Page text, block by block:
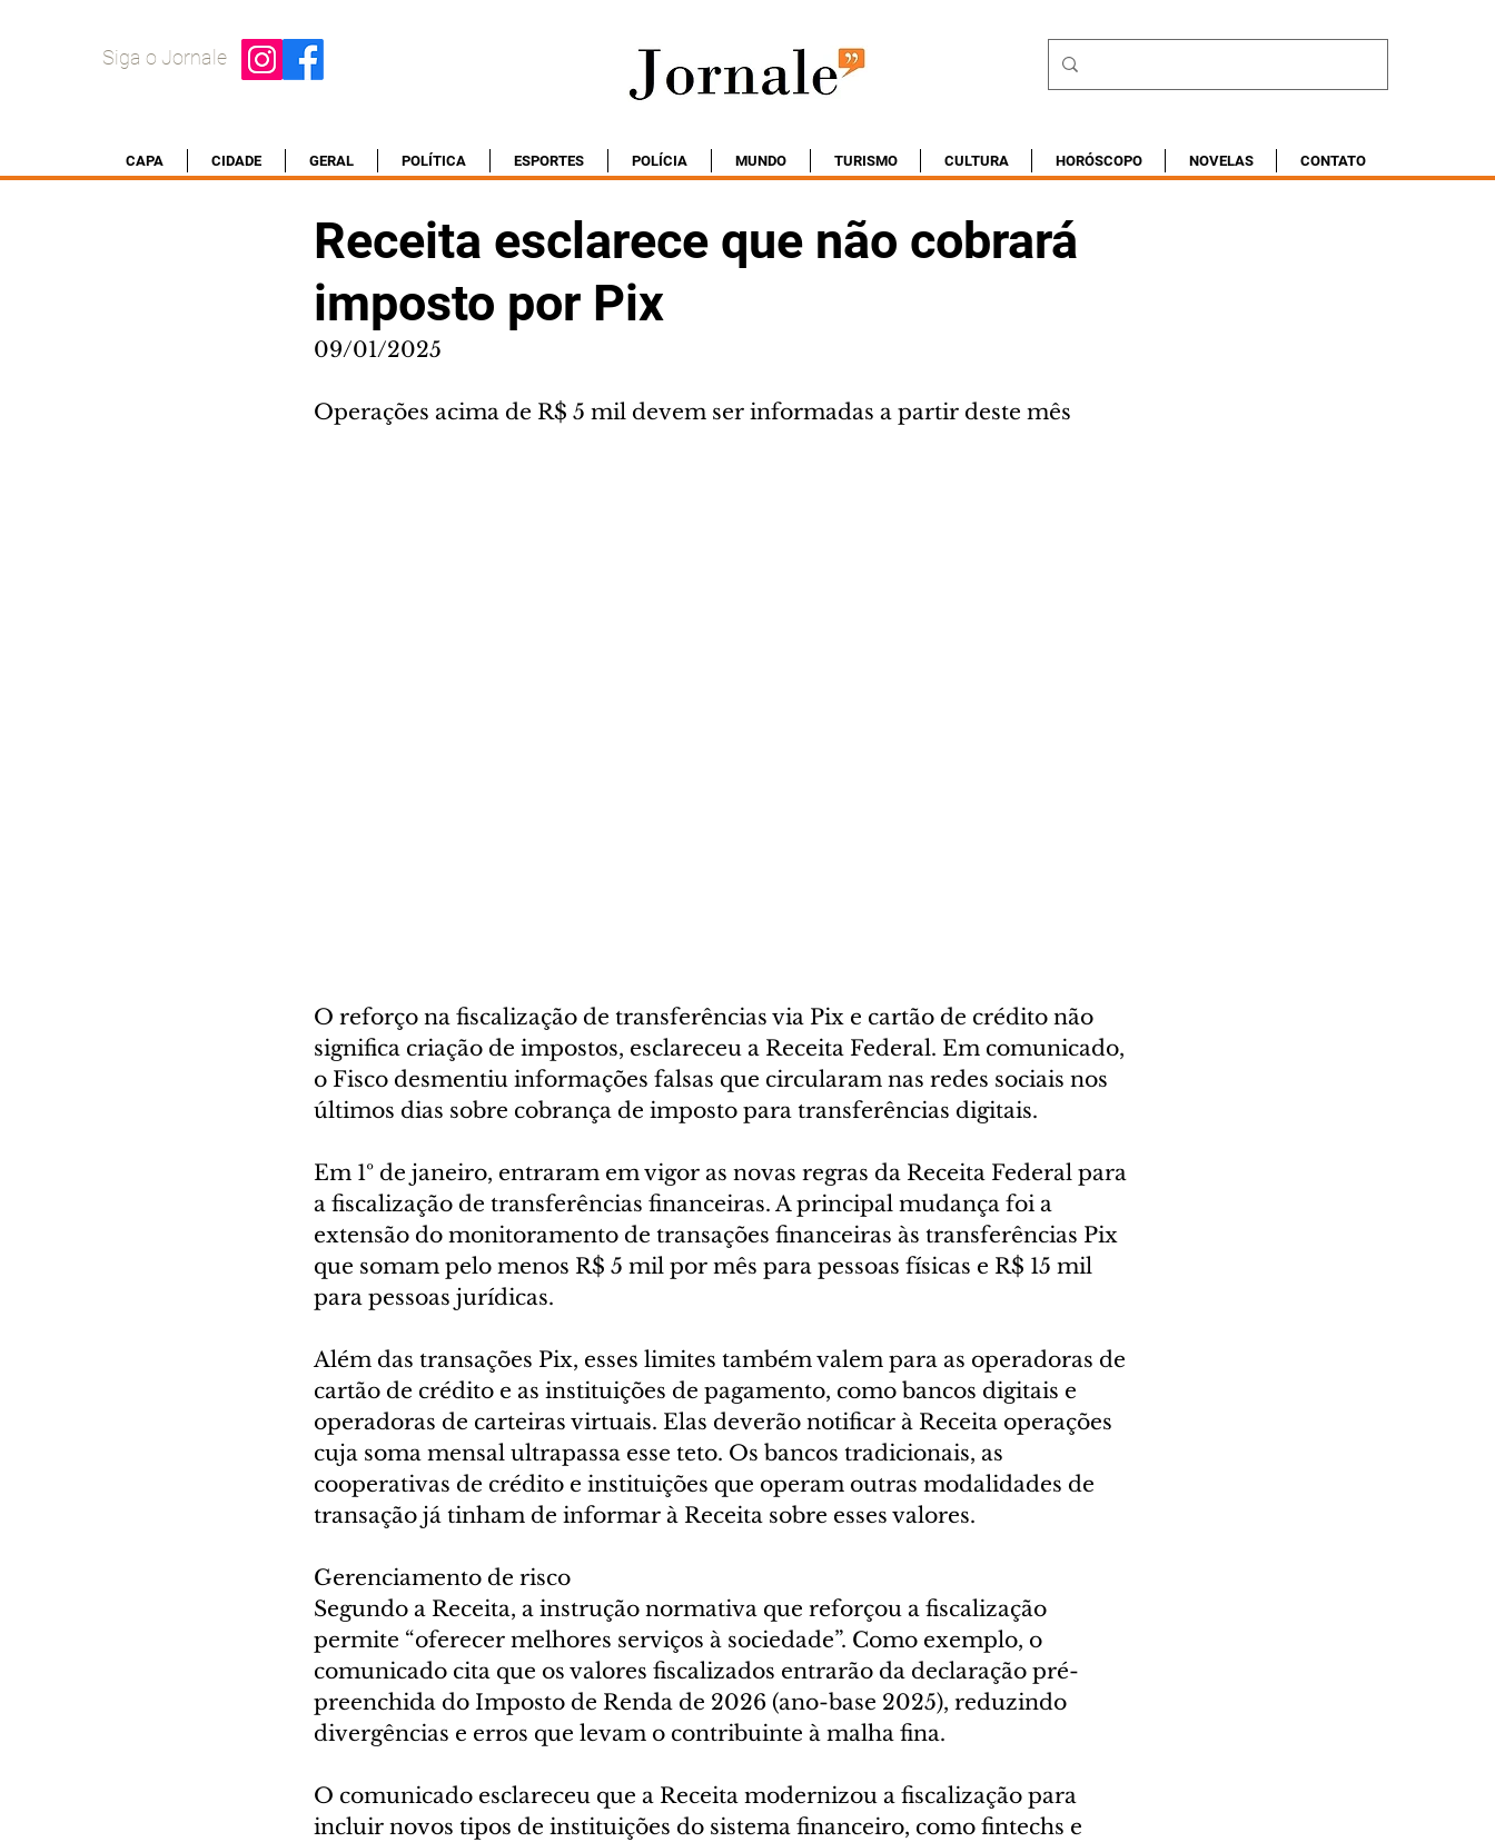
Siga o Jornale
CAPA CIDADE GERAL POLÍTICA ESPORTES POLÍCIA MUNDO TURISMO CULTURA HORÓSCOPO NOVELAS CONTATO
Receita esclarece que não cobrará
imposto por Pix
09/01/2025
Operações acima de R$ 5 mil devem ser informadas a partir deste mês
O reforço na fiscalização de transferências via Pix e cartão de crédito não
significa criação de impostos, esclareceu a Receita Federal. Em comunicado,
o Fisco desmentiu informações falsas que circularam nas redes sociais nos
últimos dias sobre cobrança de imposto para transferências digitais.
Em 1º de janeiro, entraram em vigor as novas regras da Receita Federal para
a fiscalização de transferências financeiras. A principal mudança foi a
extensão do monitoramento de transações financeiras às transferências Pix
que somam pelo menos R$ 5 mil por mês para pessoas físicas e R$ 15 mil
para pessoas jurídicas.
Além das transações Pix, esses limites também valem para as operadoras de
cartão de crédito e as instituições de pagamento, como bancos digitais e
operadoras de carteiras virtuais. Elas deverão notificar à Receita operações
cuja soma mensal ultrapassa esse teto. Os bancos tradicionais, as
cooperativas de crédito e instituições que operam outras modalidades de
transação já tinham de informar à Receita sobre esses valores.
Gerenciamento de risco
Segundo a Receita, a instrução normativa que reforçou a fiscalização
permite “oferecer melhores serviços à sociedade”. Como exemplo, o
comunicado cita que os valores fiscalizados entrarão da declaração pré-
preenchida do Imposto de Renda de 2026 (ano-base 2025), reduzindo
divergências e erros que levam o contribuinte à malha fina.
O comunicado esclareceu que a Receita modernizou a fiscalização para
incluir novos tipos de instituições do sistema financeiro, como fintechs e